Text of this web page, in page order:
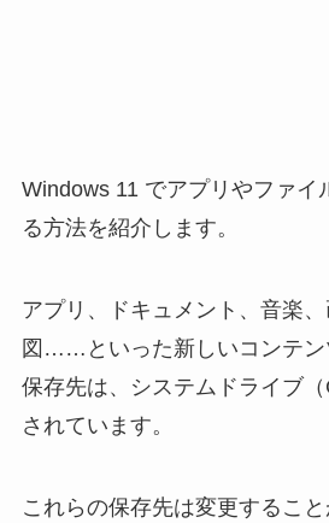
Windows 11 でアプリやファイ
る方法を紹介します。
アプリ、ドキュメント、音楽
図……といった新しいコンテン
保存先は、システムドライブ
されています。
これらの保存先は変更するこ